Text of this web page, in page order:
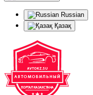
Russian
Қазақ